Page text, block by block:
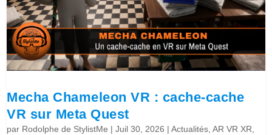
Mecha Chameleon VR : cache-cache
VR sur Meta Quest
par Rodolphe de StylistMe |Juil 30, 2026 |Actualités ,AR VR XR